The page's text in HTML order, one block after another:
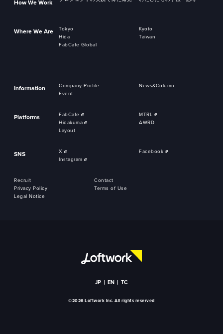
How We Work
Where We Are Tokyo
Kyoto
Hida
Taiwan
FabCafe Global
Information Company Profile
News&Column
Event
Platforms FabCafe
MTRL
Hidakuma
AWRD
Layout
SNS X
Facebook
Instagram
Recruit
Contact
Privacy Policy
Terms of Use
Legal Notice
JP EN TC
©2026 Loftwork Inc. All rights reserved